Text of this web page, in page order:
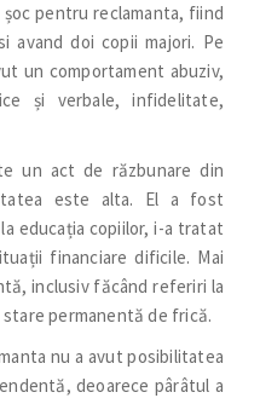
pentru reclamanta, fiind
avand doi copii majori. Pe
un comportament abuziv,
și verbale, infidelitate,
un act de răzbunare din
este alta. El a fost
educația copiilor, i-a tratat
financiare dificile. Mai
inclusiv făcând referiri la
permanentă de frică.
nu a avut posibilitatea
deoarece pârâtul a